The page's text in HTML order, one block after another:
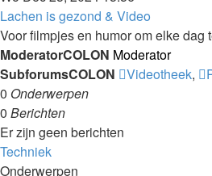
bekijken
Lachen is gezond & Video
Voor filmpjes en humor om elke dag
ModeratorCOLON Moderator
SubforumsCOLON
Videotheek,
0 Onderwerpen
0 Berichten
Er zijn geen berichten
Techniek
Onderwerpen